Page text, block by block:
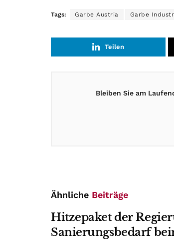
Tags: Garbe Austria Garbe
Teilen
Bleiben Sie am
Ähnliche Beiträge
Hitzepaket der
Sanierungsbedarf